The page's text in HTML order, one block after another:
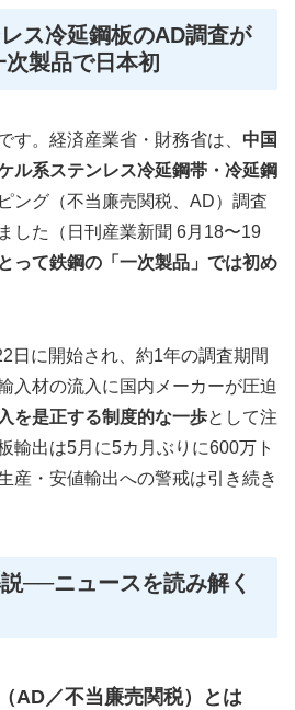
ス冷延鋼板のAD調査が
製品で日本初
す。経済産業省・財務省は、 中国
ル系ステンレス冷延鋼帯・冷延鋼
ング（不当廉売関税、AD）調査
した（日刊産業新聞 6月18〜19
って鉄鋼の「一次製品」では初め
日に開始され、約1年の調査期間
入材の流入に国内メーカーが圧迫
を是正する制度的な一歩として注
輸出は5月に5カ月ぶりに600万ト
産・安値輸出への警戒は引き続き
──ニュースを読み解く
AD／不当廉売関税）とは